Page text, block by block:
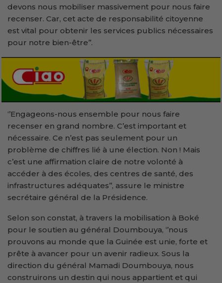
devons nous mobiliser massivement pour nous faire
recenser. Car, cet acte de responsabilité citoyenne
est vital pour obtenir les services publics nécessaires
pour notre bien-être’’.
‘’Engageons-nous ensemble pour nous faire
recenser en grand nombre. C’est important et
nécessaire. Ce n’est pas seulement pour un
problème de chiffres lié à une élection. Non ! Mais
c’est une affirmation claire de notre volonté à
accéder à des écoles, des centres de santé, des
infrastructures adéquates’’, assure le ministre
secrétaire général de la Présidence.
Selon son constat, à travers la mobilisation à Boké
pour le soutien au général Doumbouya, ‘’nous
prouvons au monde que la Guinée est unie, forte et
prête à avancer pour un avenir radieux. Sous la
direction du général Mamadi Doumbouya, nous
construirons un destin qui nous appartient et qui